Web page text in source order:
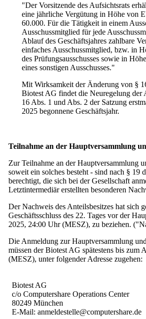
"Der Vorsitzende des Aufsichtsrats
eine jährliche Vergütung in Höhe von
60.000. Für die Tätigkeit in einem
Ausschussmitglied für jede
Ablauf des Geschäftsjahres zahlbare
einfaches Ausschussmitglied, bzw. in
des Prüfungsausschusses sowie in
eines sonstigen Ausschusses."
Mit Wirksamkeit der Änderung von §
Biotest AG findet die Neuregelung der
16 Abs. 1 und Abs. 2 der Satzung
2025 begonnene Geschäftsjahr.
Teilnahme an der Hauptversammlung
Zur Teilnahme an der Hauptversammlung
soweit ein solches besteht - sind nach § 19
berechtigt, die sich bei der Gesellschaft
Letztintermediär erstellten besonderen
Der Nachweis des Anteilsbesitzes hat sich
Geschäftsschluss des 22. Tages vor der
2025, 24:00 Uhr (MESZ), zu beziehen.
Die Anmeldung zur Hauptversammlung
müssen der Biotest AG spätestens bis
(MESZ), unter folgender Adresse zugehen:
Biotest AG
c/o Computershare Operations Center
80249 München
E-Mail: anmeldestelle@computershare.de